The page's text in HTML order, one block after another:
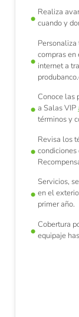
Realiza
cuando y
Personaliza
compras en
internet a
Conoce las
a Salas VIP
términos y
Revisa los
Servicios,
en el
primer año.
Cobertura
equipaje